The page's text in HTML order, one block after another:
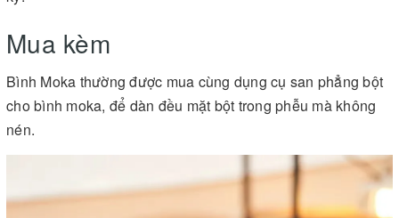
Mua kèm
Bình Moka thường được mua cùng dụng cụ san phẳng bột
cho bình moka, để dàn đều mặt bột trong phễu mà không
nén.